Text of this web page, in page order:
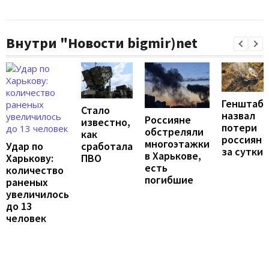
Внутри "Новости bigmir)net
Удар по
Харькову:
количество
раненых
увеличилось
до 13
человек
Стало
известно,
как
сработала
ПВО
Россияне
обстреляли
многоэтажки
в Харькове,
есть
погибшие
Генштаб
назвал
потери
россиян
за сутки